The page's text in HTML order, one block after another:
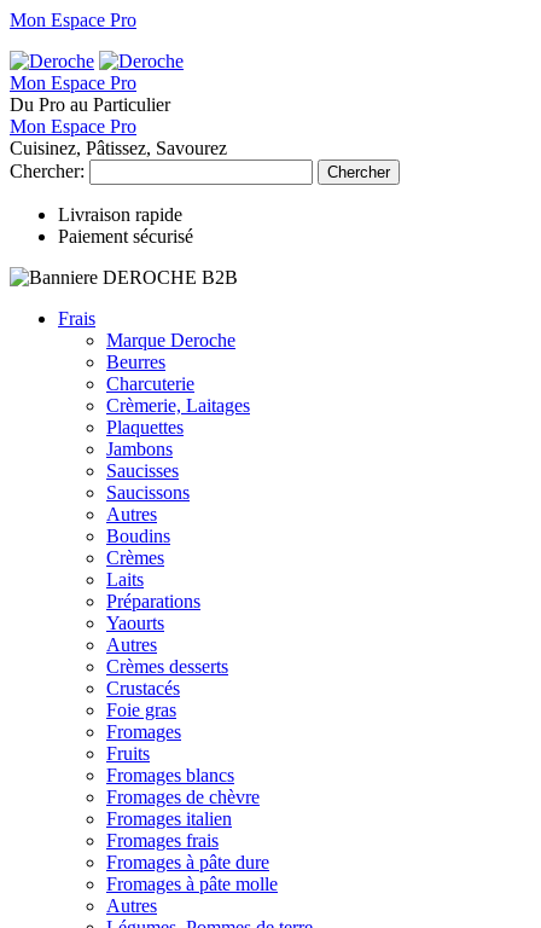
Mon Espace Pro
Mon Espace Pro
Du Pro au Particulier
Mon Espace Pro
Cuisinez, Pâtissez, Savourez
Chercher:
Chercher
Livraison rapide
Paiement sécurisé
Frais
Marque Deroche
Beurres
Charcuterie
Crèmerie, Laitages
Plaquettes
Jambons
Saucisses
Saucissons
Autres
Boudins
Crèmes
Laits
Préparations
Yaourts
Autres
Crèmes desserts
Crustacés
Foie gras
Fromages
Fruits
Fromages blancs
Fromages de chèvre
Fromages italien
Fromages frais
Fromages à pâte dure
Fromages à pâte molle
Autres